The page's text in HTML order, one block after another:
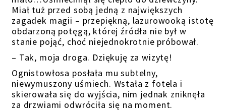
Miał tuż przed sobą jedną z największych
zagadek magii – przepiękną, lazurowooką istotę
obdarzoną potęgą, której źródła nie był w
stanie pojąć, choć niejednokrotnie próbował.
– Tak, moja droga. Dziękuję za wizytę!
Ognistowłosa posłała mu subtelny,
niewymuszony uśmiech. Wstała z fotela i
skierowała się do wyjścia, nim jednak zniknęła
za drzwiami odwróciła się na moment.